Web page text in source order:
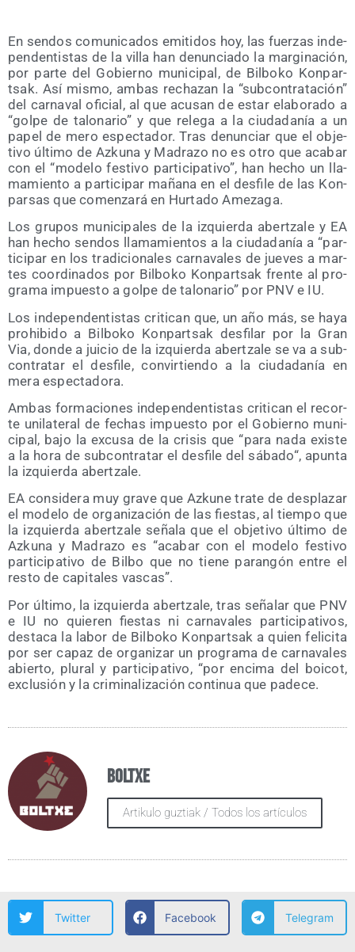
En sen­dos comu­ni­ca­dos emi­ti­dos hoy, las fuer­zas inde­
pen­den­tis­tas de la villa han denun­cia­do la mar­gi­na­ción,
por par­te del Gobierno muni­ci­pal, de Bil­bo­ko Kon­par­
tsak. Así mis­mo, ambas recha­zan la “sub­con­tra­ta­ción”
del car­na­val ofi­cial, al que acu­san de estar ela­bo­ra­do a
“gol­pe de talo­na­rio” y que rele­ga a la ciu­da­da­nía a un
papel de mero espec­ta­dor. Tras denun­ciar que el obje­
ti­vo últi­mo de Azku­na y Madra­zo no es otro que aca­bar
con el “mode­lo fes­ti­vo par­ti­ci­pa­ti­vo”, han hecho un lla­
ma­mien­to a par­ti­ci­par maña­na en el des­fi­le de las Kon­
par­sas que comen­za­rá en Hur­ta­do Amezaga.
Los gru­pos muni­ci­pa­les de la izquier­da aber­tza­le y EA
han hecho sen­dos lla­ma­mien­tos a la ciu­da­da­nía a “par­
ti­ci­par en los tra­di­cio­na­les car­na­va­les de jue­ves a mar­
tes coor­di­na­dos por Bil­bo­ko Kon­par­tsak fren­te al pro­
gra­ma impues­to a gol­pe de talo­na­rio” por PNV e IU.
Los inde­pen­den­tis­tas cri­ti­can que, un año más, se haya
prohi­bi­do a Bil­bo­ko Kon­par­tsak des­fi­lar por la Gran
Via, don­de a jui­cio de la izquier­da aber­tza­le se va a sub­
con­tra­tar el des­fi­le, con­vir­tien­do a la ciu­da­da­nía en
mera espectadora.
Ambas for­ma­cio­nes inde­pen­den­tis­tas cri­ti­can el recor­
te uni­la­te­ral de fechas impues­to por el Gobierno muni­
ci­pal, bajo la excu­sa de la cri­sis que “para nada exis­te
a la hora de sub­con­tra­tar el des­fi­le del sába­do“, apun­ta
la izquier­da abertzale.
EA con­si­de­ra muy gra­ve que Azku­ne tra­te de des­pla­zar
el mode­lo de orga­ni­za­ción de las fies­tas, al tiem­po que
la izquier­da aber­tza­le seña­la que el obje­ti­vo últi­mo de
Azku­na y Madra­zo es “aca­bar con el mode­lo fes­ti­vo
par­ti­ci­pa­ti­vo de Bil­bo que no tie­ne paran­gón entre el
res­to de capi­ta­les vascas”.
Por últi­mo, la izquier­da aber­tza­le, tras seña­lar que PNV
e IU no quie­ren fies­tas ni car­na­va­les par­ti­ci­pa­ti­vos,
des­ta­ca la labor de Bil­bo­ko Kon­par­tsak a quien feli­ci­ta
por ser capaz de orga­ni­zar un pro­gra­ma de car­na­va­les
abier­to, plu­ral y par­ti­ci­pa­ti­vo, “por enci­ma del boi­cot,
exclu­sión y la cri­mi­na­li­za­ción con­ti­nua que padece.
Boltxe
Artikulo guztiak / Todos los artículos
Twitter Facebook Telegram